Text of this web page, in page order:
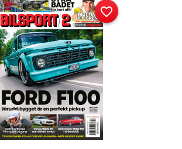
favorite_border